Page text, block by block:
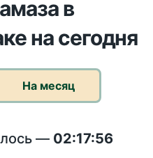
в
на сегодня
На месяц
— 02:17:56